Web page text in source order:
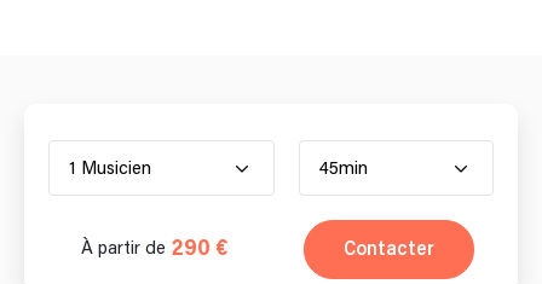
1 Musicien 45min
À partir de 290 € Contacter